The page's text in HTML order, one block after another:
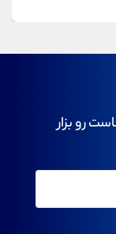
رو بزار